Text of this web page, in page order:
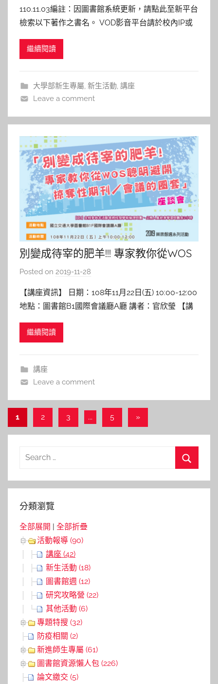
c
a
n
110.11.03編註：因圖書館系統更新，請點此至新平台
檢索以下著作之書名。 VOD影音平台請於校內IP或
繼續閱讀
大學部新生專屬, 新生活動, 講座
Leave a comment
別變成待宰的肥羊!!! 專家教你從WOS
聰明避開掠奪性期刊/會議的圈套
Posted on 2019-11-28
c
a
【講座資訊】 日期：108年11月22日(五) 10:00-12:00
地點：圖書館B1國際會議廳A廳 講者：官欣瑩 【講
為在場學者解析與辨識掠奪性期刊/會議的特徵與技
繼續閱讀
講座
Leave a comment
文
章
1 2 3 ... 5
Next
»
Search
分類瀏覽
全部展開 | 全部折疊
活動報導 (90)
講座 (42)
新生活動 (18)
圖書館週 (12)
研究攻略營 (22)
其他活動 (6)
專題特搜 (32)
防疫相關 (2)
新進師生專屬 (61)
圖書館資源懶人包 (226)
論文繳交 (5)